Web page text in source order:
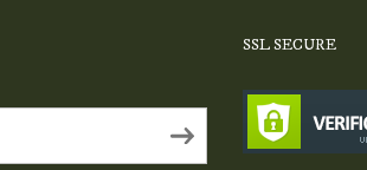
SSL SECURE